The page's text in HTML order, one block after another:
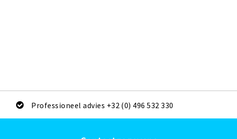
Professioneel advies +32 (0) 496 532 330